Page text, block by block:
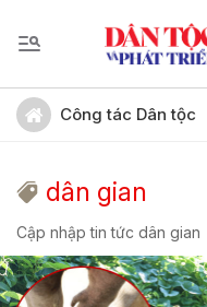
Công tác Dân tộc
dân gian
Cập nhập tin tức dân gian